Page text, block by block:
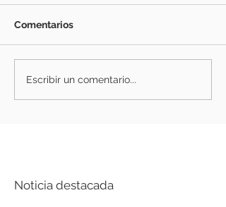
Comentarios
Escribir un comentario...
Noticia destacada